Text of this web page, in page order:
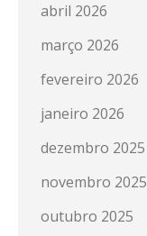
abril 2026
março 2026
fevereiro 2026
janeiro 2026
dezembro 2025
novembro 2025
outubro 2025